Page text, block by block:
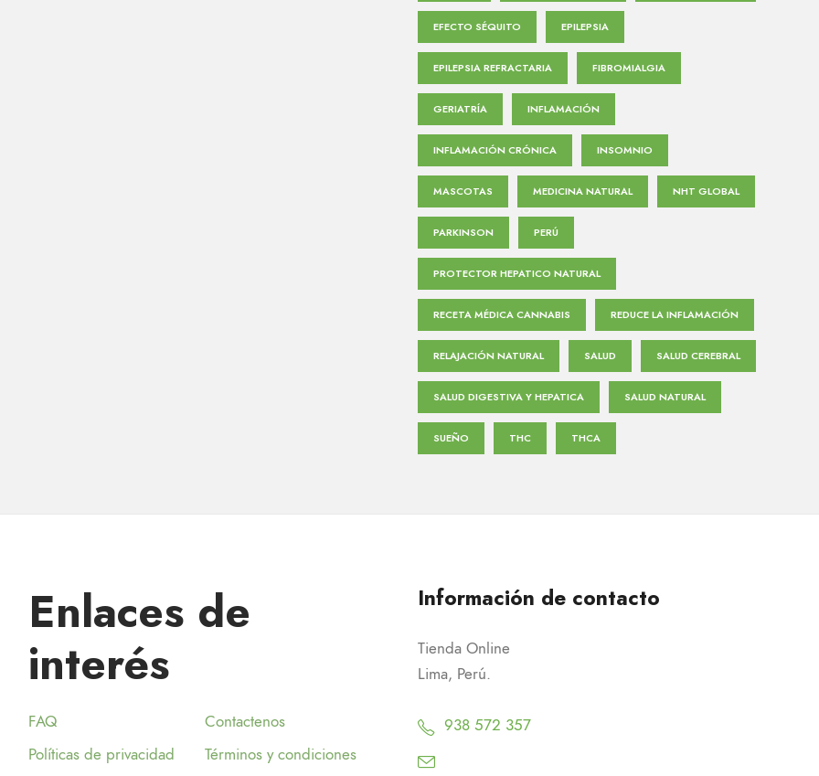
EFECTO SÉQUITO EPILEPSIA
EPILEPSIA REFRACTARIA FIBROMIALGIA
GERIATRÍA INFLAMACIÓN
INFLAMACIÓN CRÓNICA INSOMNIO
MASCOTAS MEDICINA NATURAL NHT GLOBAL
PARKINSON PERÚ
PROTECTOR HEPATICO NATURAL
RECETA MÉDICA CANNABIS REDUCE LA INFLAMACIÓN
RELAJACIÓN NATURAL SALUD SALUD CEREBRAL
SALUD DIGESTIVA Y HEPATICA SALUD NATURAL
SUEÑO THC THCA
Enlaces de
interés
FAQ
Contactenos
Políticas de privacidad
Términos y condiciones
Información de contacto
Tienda Online
Lima, Perú.
938 572 357